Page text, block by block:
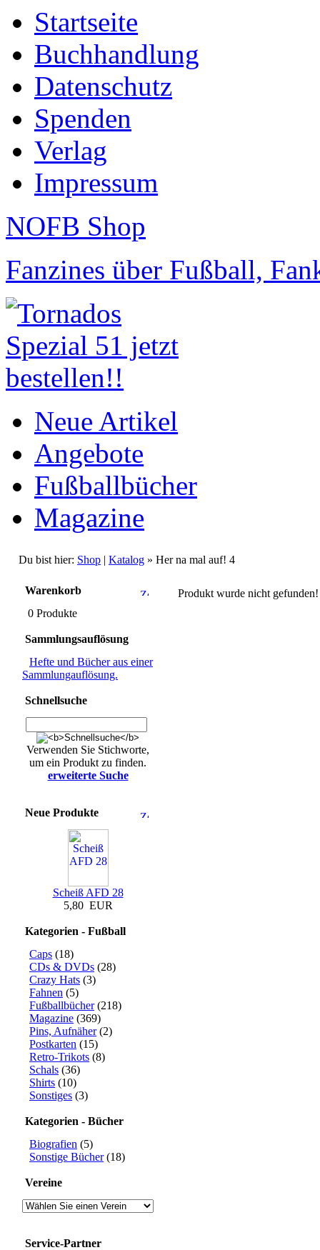
Startseite
Buchhandlung
Datenschutz
Spenden
Verlag
Impressum
NOFB Shop
Fanzines über Fußball,
Neue Artikel
Angebote
Fußballbücher
Magazine
Du bist hier: Shop | Katalog » Her na mal auf! 4
Warenkorb
0 Produkte
Sammlungsauflösung
Hefte und Bücher aus einer
Sammlungauflösung.
Schnellsuche
Verwenden Sie Stichworte,
um ein Produkt zu finden.
erweiterte Suche
Neue Produkte
Scheiß AFD 28
5,80 EUR
Kategorien - Fußball
Caps (18)
CDs & DVDs (28)
Crazy Hats (3)
Fahnen (5)
Fußballbücher(218)
Magazine (369)
Pins, Aufnäher(2)
Postkarten (15)
Retro-Trikots (8)
Schals (36)
Shirts (10)
Sonstiges (3)
Kategorien - Bücher
Biografien (5)
Sonstige Bücher(18)
Vereine
Service-Partner
Produkt wurde nicht gefunden!